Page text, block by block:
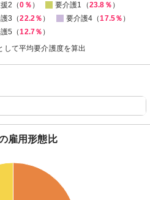
2（0％ ） 要介護1（23.8％ ）
3（22.2％ ） 要介護4（17.5％ ）
5（12.7％ ）
て平均要介護度を算出
雇用形態比